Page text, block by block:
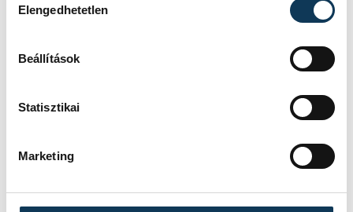
Elengedhetetlen
Beállítások
Statisztikai
Marketing